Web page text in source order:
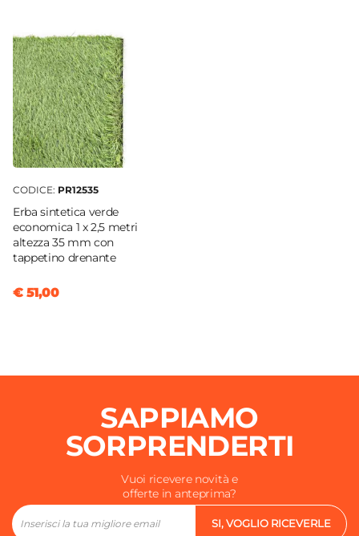
CODICE: PR12535
Erba sintetica verde
economica 1 x 2,5 metri
altezza 35 mm con
tappetino drenante
€ 51,00
SAPPIAMO
SORPRENDERTI
Vuoi ricevere novità e
offerte in anteprima?
SI, VOGLIO RICEVERLE